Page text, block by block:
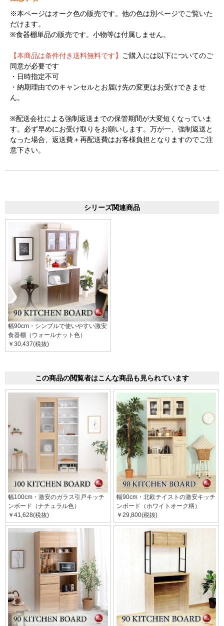
※本ページはオーク色の販売です。他の色は別ページでご覧いた
だけます。
※食器棚単品の販売です。小物等は付属しません。
【本商品は条件付き送料無料です】
ご購入には以下についてのご
同意が必要です
・日時指定不可
・納期理由でのキャンセルとお届け先の変更はお受けできませ
ん。
※配送会社による強制返送までの保管期間が大変短くなっていま
す。必ず早めにお受け取りをお願いします。万が一、強制返送と
なった場合、返送費＋再配送費はお客様負担となりますのでご注
意下さい。
シリーズ関連商品
幅90cm・シンプルで使いやすい激安
食器棚（ウォールナット色）
￥30,437(税抜)
この商品の閲覧者はこんな商品も見られています
幅100cm・激安のガラス引戸キッチ
ンボード（ナチュラル色）
￥41,628(税抜)
幅90cm・北欧テイストの激安キッチ
ンボード（ホワイトオーク柄）
￥29,800(税抜)